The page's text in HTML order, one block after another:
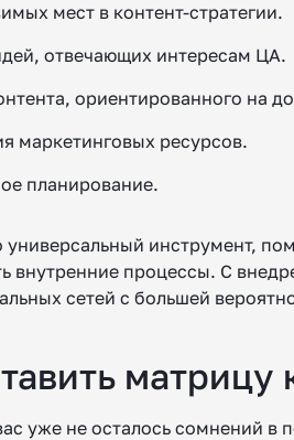
мест в контент-стратегии.
отвечающих интересам ЦА.
ориентированного на
маркетинговых ресурсов.
планирование.
универсальный инструмент,
внутренние процессы. С
сетей с большей
матрицу
уже не осталось сомнений в